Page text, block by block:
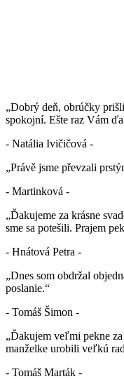
„Dobrý deň, obrúčky
spokojní. Ešte raz Vám
- Natália Ivičičová -
„Právě jsme převzali
- Martinková -
„Ďakujeme za krásne
sme sa potešili. Prajem
- Hnátová Petra -
„Dnes som obdržal
poslanie.“
- Tomáš Šimon -
„Ďakujem veľmi pekne
manželke urobili veľkú
- Tomáš Marták -